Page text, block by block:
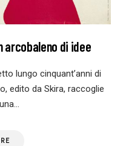
arcobaleno di idee
lungo cinquant’anni di
edito da Skira, raccoglie